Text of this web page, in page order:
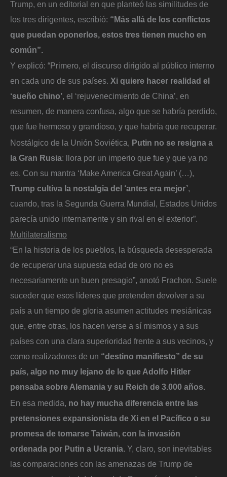
Trump, en un editorial en que planteó las similitudes de
los tres dirigentes, escribió: “Más allá de los conflictos
que puedan oponerlos, estos tres tienen mucho en
común”.
Y explicó: “Primero, el discurso dirigido al público interno
en cada uno de sus países. Xi quiere hacer realidad el
‘sueño chino’, el ‘rejuvenecimiento de China’, en
resumen, de manera confusa, algo que se habría perdido,
que fue hermoso y grandioso, y que habría que recuperar.
Nostálgico de la Unión Soviética, Putin no se resigna a
la Gran Rusia: llora por un imperio que fue y que ya no
es. Con su mantra ‘Make America Great Again’ (…),
Trump cultiva la nostalgia del ‘antes era mejor’,
cuando, tras la Segunda Guerra Mundial, Estados Unidos
parecía unido internamente y sin rival en el exterior”.
Multilateralismo
“En la historia de los pueblos, la búsqueda desesperada
de recuperar una supuesta edad de oro no es
necesariamente un buen presagio”, anotó Frachon. Suele
suceder que esos líderes que pretenden devolver a su
país a un tiempo de gloria asumen actitudes mesiánicas
que, entre otras, los hacen verse a sí mismos y a sus
países con una clara superioridad frente a sus vecinos, y
como realizadores de un “destino manifiesto” de su
país, algo no muy lejano de lo que Adolfo Hitler
pensaba sobre Alemania y su Reich de 3.000 años.
En esa medida, no hay mucha diferencia entre las
pretensiones expansionista de Xi en el Pacífico o su
promesa de tomarse Taiwán, con la invasión
ordenada por Putin a Ucrania. Y, claro, son inevitables
las comparaciones con las amenazas de Trump de